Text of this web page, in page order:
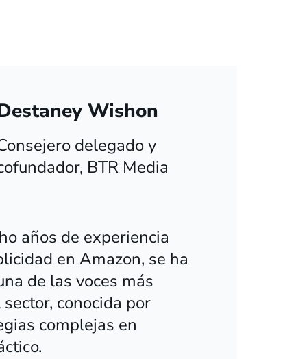
Wishon
delegado y
BTR Media
años de experiencia
en Amazon, se ha
de las voces más
conocida por
complejas en